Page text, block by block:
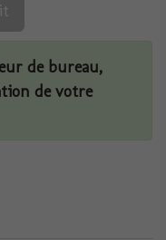
de bureau,
de votre